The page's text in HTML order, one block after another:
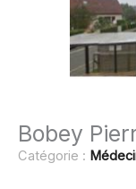
Bobey
Catégorie :